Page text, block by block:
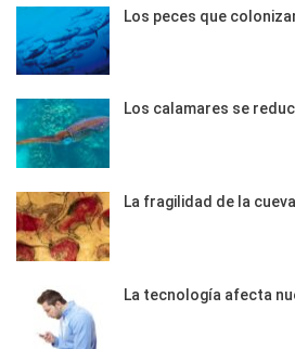
Los peces que
Los calamares se
La fragilidad de la
La tecnología afecta